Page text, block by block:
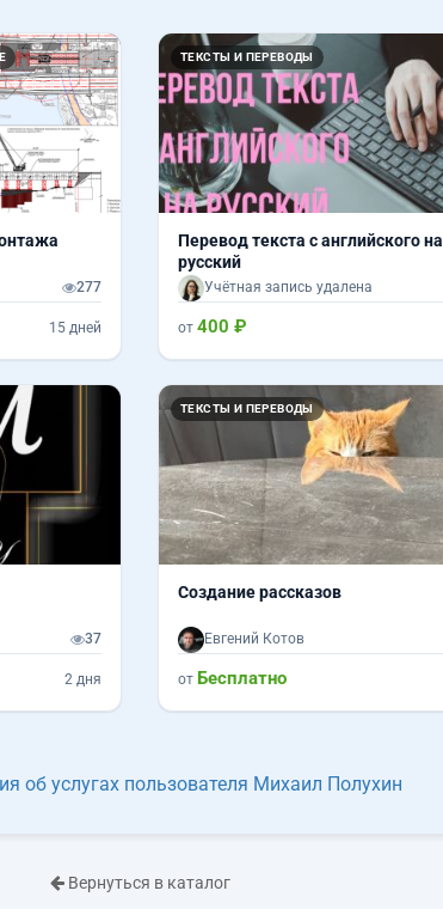
Вперед
277
15 дней
ТЕКСТЫ И ПЕРЕВОДЫ
Перевод текста с английского на
русский
Учётная запись удалена
от 400 ₽
37
2 дня
ТЕКСТЫ И ПЕРЕВОДЫ
Создание рассказов
Евгений Котов
от Бесплатно
об услугах пользователя Михаил Полухин
Вернуться в каталог